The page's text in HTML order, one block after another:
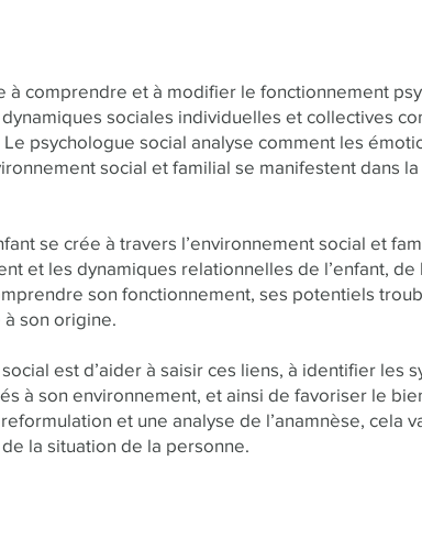
à comprendre et à modifier le fonctionnement
sociales individuelles et collectives
psychologue social analyse comment les
social et familial se manifestent dans
se crée à travers l’environnement social et
et les dynamiques relationnelles de l’enfant, de
son fonctionnement, ses potentiels
son origine.
est d’aider à saisir ces liens, à identifier les
à son environnement, et ainsi de favoriser le
et une analyse de l’anamnèse, cela
la situation de la personne.